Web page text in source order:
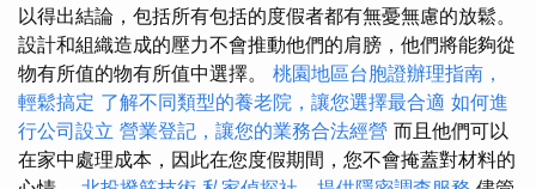
以得出結論，包括所有包括的度假者都有無憂無慮的放鬆。
設計和組織造成的壓力不會推動他們的肩膀，他們將能夠從
物有所值的物有所值中選擇。 桃園地區台胞證辦理指南，
輕鬆搞定 了解不同類型的養老院，讓您選擇最合適 如何進
行公司設立 營業登記，讓您的業務合法經營 而且他們可以
在家中處理成本，因此在您度假期間，您不會掩蓋對材料的